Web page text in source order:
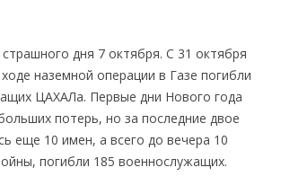
дня 7 октября. С 31 октября
наземной операции в Газе погибли
ЦАХАЛа. Первые дни Нового года
потерь, но за последние двое
еще 10 имен, а всего до вечера 10
погибли 185 военнослужащих.